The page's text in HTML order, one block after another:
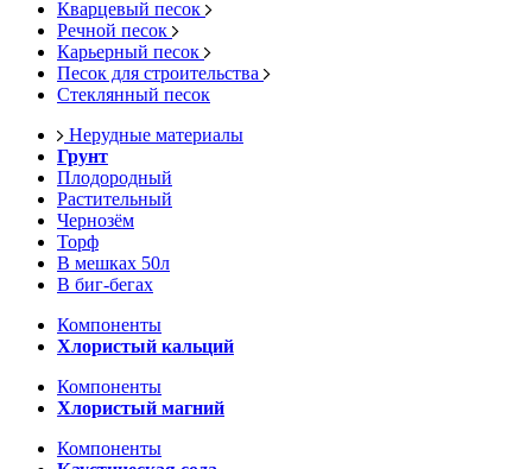
Кварцевый песок
Речной песок
Карьерный песок
Песок для строительства
Стеклянный песок
Нерудные материалы
Грунт
Плодородный
Растительный
Чернозём
Торф
В мешках 50л
В биг-бегах
Компоненты
Хлористый кальций
Компоненты
Хлористый магний
Компоненты